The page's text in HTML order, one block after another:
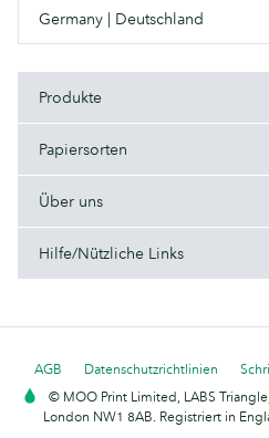
Germany | Deutschland
Produkte
Papiersorten
Über uns
Hilfe/Nützliche Links
AGB Datenschutzrichtlinien
© MOO Print Limited, LABS
London NW1 8AB. Registriert in